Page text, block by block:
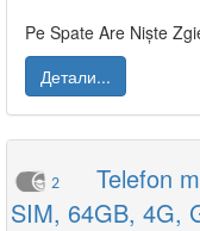
Pe Spate Are Niște
Детали...
2
Telefon
SIM, 64GB, 4G,